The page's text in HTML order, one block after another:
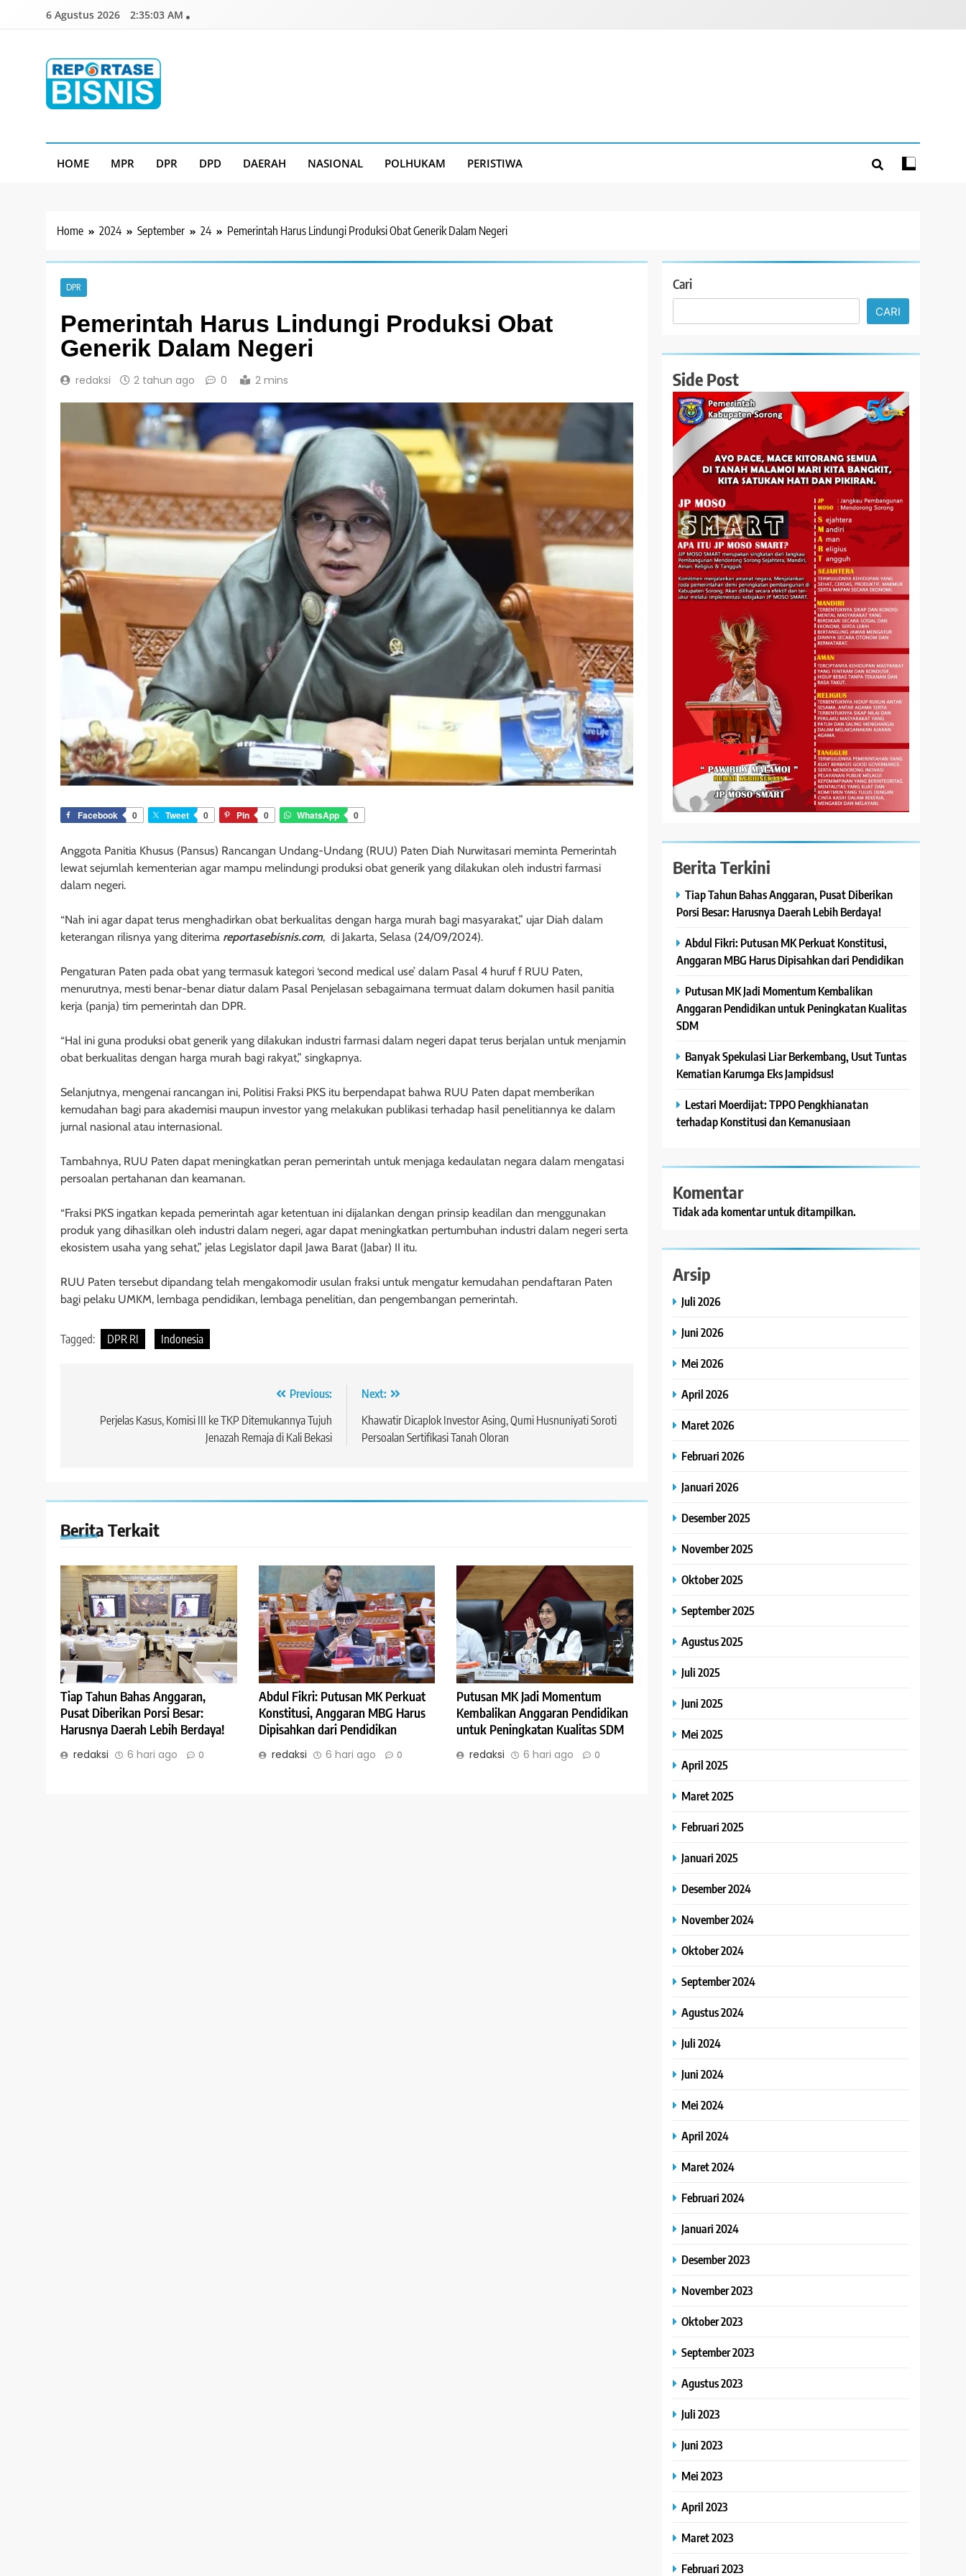
6 Agustus 2026 2:35:05 AM
HOME MPR DPR DPD DAERAH NASIONAL POLHUKAM PERISTIWA
Home 2024 September 24 Pemerintah Harus Lindungi Produksi Obat Generik Dalam Negeri
DPR
Pemerintah Harus Lindungi Produksi Obat
Generik Dalam Negeri
redaksi 2 tahun ago 0 2 mins
Facebook 0 Tweet 0 Pin 0 WhatsApp 0
Anggota Panitia Khusus (Pansus) Rancangan Undang-Undang (RUU) Paten Diah Nurwitasari meminta Pemerintah
lewat sejumlah kementerian agar mampu melindungi produksi obat generik yang dilakukan oleh industri farmasi
dalam negeri.
“Nah ini agar dapat terus menghadirkan obat berkualitas dengan harga murah bagi masyarakat,” ujar Diah dalam
keterangan rilisnya yang diterima reportasebisnis.com, di Jakarta, Selasa (24/09/2024).
Pengaturan Paten pada obat yang termasuk kategori ‘second medical use’ dalam Pasal 4 huruf f RUU Paten,
menurutnya, mesti benar-benar diatur dalam Pasal Penjelasan sebagaimana termuat dalam dokumen hasil panitia
kerja (panja) tim pemerintah dan DPR.
“Hal ini guna produksi obat generik yang dilakukan industri farmasi dalam negeri dapat terus berjalan untuk menjamin
obat berkualitas dengan harga murah bagi rakyat,” singkapnya.
Selanjutnya, mengenai rancangan ini, Politisi Fraksi PKS itu berpendapat bahwa RUU Paten dapat memberikan
kemudahan bagi para akademisi maupun investor yang melakukan publikasi terhadap hasil penelitiannya ke dalam
jurnal nasional atau internasional.
Tambahnya, RUU Paten dapat meningkatkan peran pemerintah untuk menjaga kedaulatan negara dalam mengatasi
persoalan pertahanan dan keamanan.
“Fraksi PKS ingatkan kepada pemerintah agar ketentuan ini dijalankan dengan prinsip keadilan dan menggunakan
produk yang dihasilkan oleh industri dalam negeri, agar dapat meningkatkan pertumbuhan industri dalam negeri serta
ekosistem usaha yang sehat,” jelas Legislator dapil Jawa Barat (Jabar) II itu.
RUU Paten tersebut dipandang telah mengakomodir usulan fraksi untuk mengatur kemudahan pendaftaran Paten
bagi pelaku UMKM, lembaga pendidikan, lembaga penelitian, dan pengembangan pemerintah.
Tagged: DPR RI Indonesia
Previous:
Perjelas Kasus, Komisi III ke TKP Ditemukannya Tujuh
Jenazah Remaja di Kali Bekasi
Next:
Khawatir Dicaplok Investor Asing, Qumi Husnuniyati Soroti
Persoalan Sertifikasi Tanah Oloran
Berita Terkait
Tiap Tahun Bahas Anggaran,
Pusat Diberikan Porsi Besar:
Harusnya Daerah Lebih Berdaya!
redaksi 6 hari ago 0
Abdul Fikri: Putusan MK Perkuat
Konstitusi, Anggaran MBG Harus
Dipisahkan dari Pendidikan
redaksi 6 hari ago 0
Putusan MK Jadi Momentum
Kembalikan Anggaran Pendidikan
untuk Peningkatan Kualitas SDM
redaksi 6 hari ago 0
Cari
CARI
Side Post
Berita Terkini
Tiap Tahun Bahas Anggaran, Pusat Diberikan
Porsi Besar: Harusnya Daerah Lebih Berdaya!
Abdul Fikri: Putusan MK Perkuat Konstitusi,
Anggaran MBG Harus Dipisahkan dari Pendidikan
Putusan MK Jadi Momentum Kembalikan
Anggaran Pendidikan untuk Peningkatan Kualitas
SDM
Banyak Spekulasi Liar Berkembang, Usut Tuntas
Kematian Karumga Eks Jampidsus!
Lestari Moerdijat: TPPO Pengkhianatan
terhadap Konstitusi dan Kemanusiaan
Komentar
Tidak ada komentar untuk ditampilkan.
Arsip
Juli 2026
Juni 2026
Mei 2026
April 2026
Maret 2026
Februari 2026
Januari 2026
Desember 2025
November 2025
Oktober 2025
September 2025
Agustus 2025
Juli 2025
Juni 2025
Mei 2025
April 2025
Maret 2025
Februari 2025
Januari 2025
Desember 2024
November 2024
Oktober 2024
September 2024
Agustus 2024
Juli 2024
Juni 2024
Mei 2024
April 2024
Maret 2024
Februari 2024
Januari 2024
Desember 2023
November 2023
Oktober 2023
September 2023
Agustus 2023
Juli 2023
Juni 2023
Mei 2023
April 2023
Maret 2023
Februari 2023